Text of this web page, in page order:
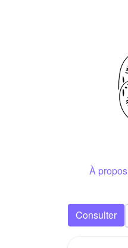
À propos
Consulter